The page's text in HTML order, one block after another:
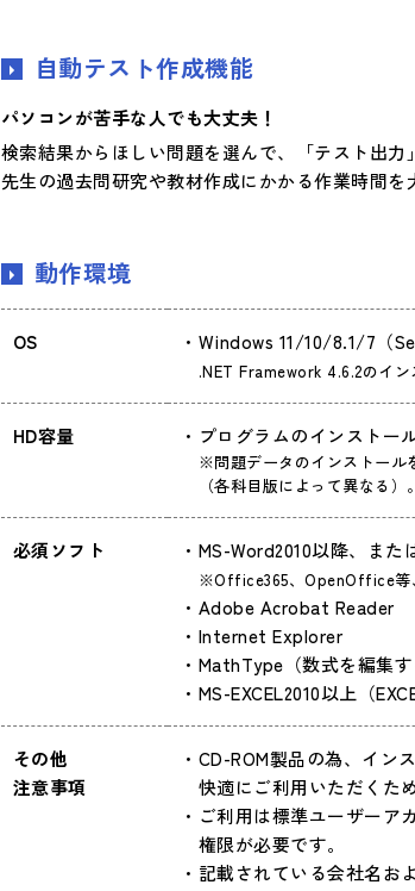
自動テスト作成機能
パソコンが苦手な人でも大丈夫！
検索結果からほしい問題を選んで、「テスト出
先生の過去問研究や教材作成にかかる作業時間
動作環境
OS Windows 11/10/8.1/7（
.NET Framework 4.6.2のイン
HD容量 プログラムのインストー
※問題データのインストール
（各科目版によって異なる）。
必須ソフト MS-Word2010以降、また
※Office365、OpenOffice等
Adobe Acrobat Reader
Internet Explorer
MathType（数式を編集す
MS-EXCEL2010以上 （
その他
注意事項
CD-ROM製品の為、イン
快適にご利用いただくた
ご利用は標準ユーザーア
権限が必要です。
記載されている会社名お